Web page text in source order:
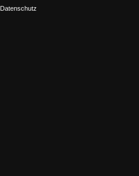
Datenschutz